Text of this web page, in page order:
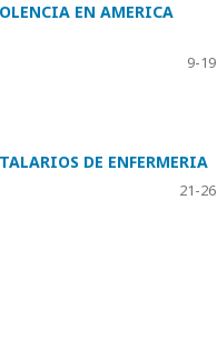
EN AMERICA
9-19
DE ENFERMERIA
21-26